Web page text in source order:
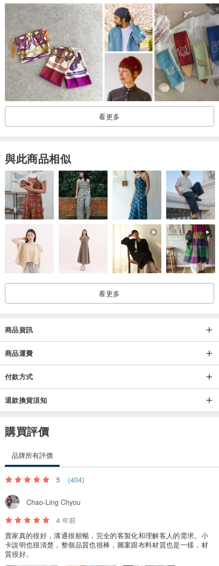
1.將髮帶套到脖子上，把後面的頭髮拉出來（有點像戴項鍊）。
2.將髮帶後面靠緊脖子髮際線處，將髮帶往上拉，越過劉海/額頭。
3.兩邊的髮帶會在耳後，交叉處會在頭頂。
4.整理一下瀏海、頭髮以及髮帶，就完成啦！
短髮～長髮皆適合配戴髮帶，網路上也有很多不同髮型的交叉髮帶戴
法，您可以搜尋＂交叉髮帶戴法＂，根據您的髮型作選擇！
●清洗方式●
如果遇到水氣，建議放在陰涼處陰乾。如有髒污，建議使用冷水手洗
並且陰乾。如有皺摺，使用熨斗輕輕燙過就可以變平囉！
✧－－－－－✧－－－－－✧－－－－－✧
關於 海柏手作Hebbian Handmade
海柏法則，一個關於記憶與學習的神經科學。
大腦中有許多不同的細胞，當它們活化，就會變成強大又複雜的群
體，把回憶深深烙印在腦海中。就像看到藍色，就會想到海洋。像聞
著咖啡香，就能讓自己徜徉在悠閒午後。
希望我手心的溫暖，能傳遞到每個你/妳的心中，讓我的作品陪伴你度
過所有的挑戰。
海柏手作Hebbian Handmade
✧－－－－－✧－－－－－✧－－－－－✧
✨購物前的注意事項✨
👉🏻每售出一樣商品，將會捐出5-10元至癌症基金會。（捐款明細會公
布在FB/IG專頁上）
👉🏻手工製作難免有些手作痕跡（ex.線頭），車線也無法像工廠做的那
👉🏻因為布料裁切位置不同，花色不太會都在同一位置上，所以每個作
品都是獨一無二的喔！
👉🏻不同手機顯示器顏色多少都會有些差異，作品以實物顏色為主。
👉🏻商品接單後開始為您製作，需要數個工作天的時間。製作完成馬上
為您送出！
👉🏻手作商品非賣家所造成的重大疏失，不進行退貨。
👉🏻任何問題請私訊詢問👌🏻
看更多
與此商品相似
看更多
商品資訊
商品運費
付款方式
退款換貨須知
購買評價
品牌所有評價
5 (404)
Chao-Ling Chyou
4 年前
賣家真的很好，溝通很順暢，完全的客製化和理解客人的需求。小
卡說明也很清楚，整個品質也很棒，圖案跟布料材質也是一樣，材
質很好。